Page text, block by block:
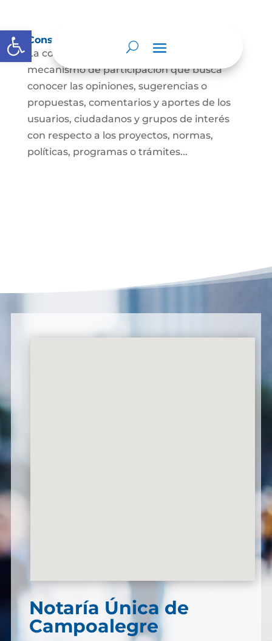
Abrir barra de herramientas
Consulta ciudadana
La consulta a la ciudadanía es un
mecanismo de participación que busca
conocer las opiniones, sugerencias o
propuestas, comentarios y aportes de los
usuarios, ciudadanos y grupos de interés
con respecto a los proyectos, normas,
políticas, programas o trámites...
Notaría Única de
Campoalegre